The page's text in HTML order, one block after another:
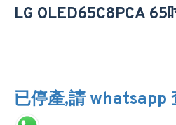
LG OLED65C8PCA
已停產,請 whatsapp